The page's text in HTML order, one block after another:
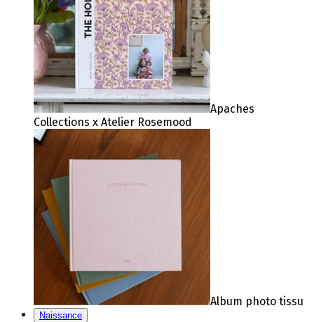
Apaches
Collections x Atelier Rosemood
Album photo tissu
Naissance